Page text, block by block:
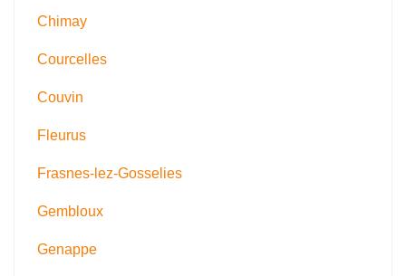
Chimay
Courcelles
Couvin
Fleurus
Frasnes-lez-Gosselies
Gembloux
Genappe